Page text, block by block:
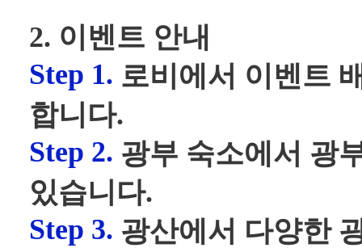
2. 이벤트 안내
Step 1. 로비에서 이벤트
합니다.
Step 2. 광부 숙소에서 광
있습니다.
Step 3. 광산에서 다양한